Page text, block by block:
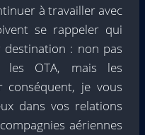
à travailler avec
se rappeler qui
destination : non pas
OTA, mais les
conséquent, je vous
dans vos relations
aériennes